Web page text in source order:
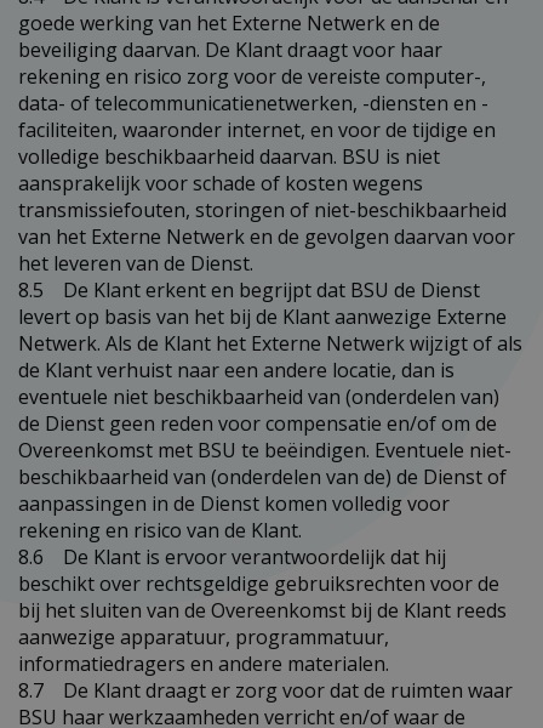
goede werking van het Externe Netwerk en de
beveiliging daarvan. De Klant draagt voor haar
rekening en risico zorg voor de vereiste computer-,
data- of telecommunicatienetwerken, -diensten en -
faciliteiten, waaronder internet, en voor de tijdige en
volledige beschikbaarheid daarvan. BSU is niet
aansprakelijk voor schade of kosten wegens
transmissiefouten, storingen of niet-beschikbaarheid
van het Externe Netwerk en de gevolgen daarvan voor
het leveren van de Dienst.
8.5 De Klant erkent en begrijpt dat BSU de Dienst
levert op basis van het bij de Klant aanwezige Externe
Netwerk. Als de Klant het Externe Netwerk wijzigt of als
de Klant verhuist naar een andere locatie, dan is
eventuele niet beschikbaarheid van (onderdelen van)
de Dienst geen reden voor compensatie en/of om de
Overeenkomst met BSU te beëindigen. Eventuele niet-
beschikbaarheid van (onderdelen van de) de Dienst of
aanpassingen in de Dienst komen volledig voor
rekening en risico van de Klant.
8.6 De Klant is ervoor verantwoordelijk dat hij
beschikt over rechtsgeldige gebruiksrechten voor de
bij het sluiten van de Overeenkomst bij de Klant reeds
aanwezige apparatuur, programmatuur,
informatiedragers en andere materialen.
8.7 De Klant draagt er zorg voor dat de ruimten waar
BSU haar werkzaamheden verricht en/of waar de